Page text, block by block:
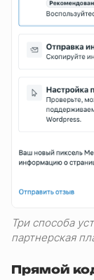
Три способа
партнерская
Прямой